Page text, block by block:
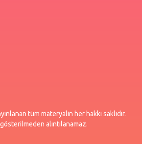
tüm materyalin her hakkı saklıdır.
alıntılanamaz.